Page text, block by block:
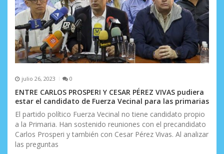
julio 26, 2023 0
ENTRE CARLOS PROSPERI Y CESAR PÉREZ VIVAS pudiera
estar el candidato de Fuerza Vecinal para las primarias
El partido político Fuerza Vecinal no tiene candidato propio
a la Primaria. Han sostenido reuniones con el precandidato
Carlos Prosperi y también con Cesar Pérez Vivas. Al analizar
las preguntas